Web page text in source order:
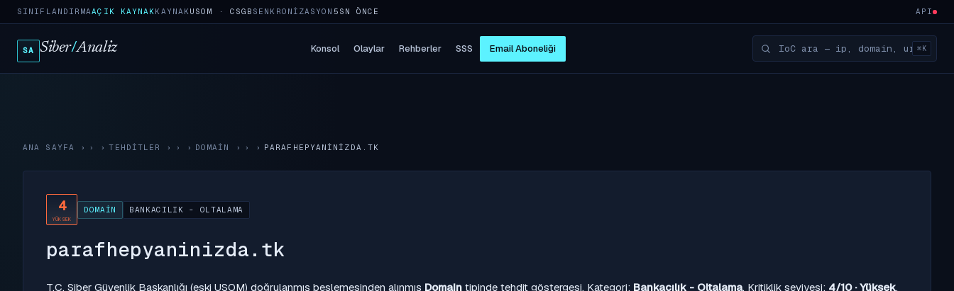
SINIFLANDIRMAAÇIK KAYNAKKAYNAKUSOM · CSGB SENKRONIZASYON 5SN ÖNCE API
SA Siber/Analiz Konsol Olaylar Rehberler SSS Email Aboneliği ⌘K
ANA SAYFA › TEHDITLER › DOMAIN › PARAFHEPYANINIZDA.TK
4
YÜKSEK
DOMAIN BANKACILIK - OLTALAMA
parafhepyaninizda.tk
T.C. Siber Güvenlik Başkanlığı (eski USOM) doğrulanmış beslemesinden alınmış Domain tipinde tehdit göstergesi. Kategori: Bankacılık - Oltalama. Kritiklik seviyesi: 4/10 · Yüksek.